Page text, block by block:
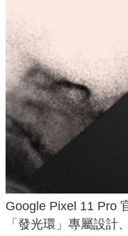
Google Pixel 11 Pro
「發光環」專屬設計